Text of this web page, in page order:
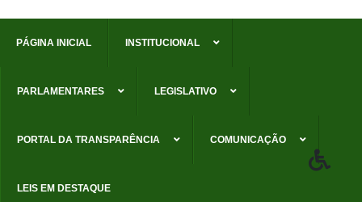
PÁGINA INICIAL INSTITUCIONAL
PARLAMENTARES LEGISLATIVO
PORTAL DA TRANSPARÊNCIA COMUNICAÇÃO
LEIS EM DESTAQUE